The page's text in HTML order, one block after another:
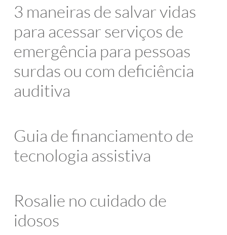
3 maneiras de salvar vidas
para acessar serviços de
emergência para pessoas
surdas ou com deficiência
auditiva
Guia de financiamento de
tecnologia assistiva
Rosalie no cuidado de
idosos